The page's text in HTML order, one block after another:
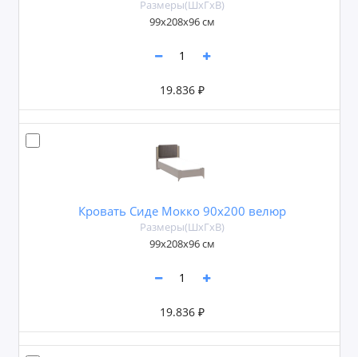
Размеры(ШxГxВ)
99х208х96 см
19.836 ₽
Кровать Сиде Мокко 90х200 велюр
Размеры(ШxГxВ)
99х208х96 см
19.836 ₽